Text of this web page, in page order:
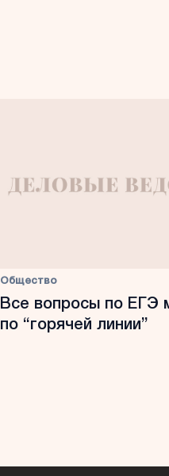
Общество
Все вопросы по ЕГЭ
по “горячей линии”